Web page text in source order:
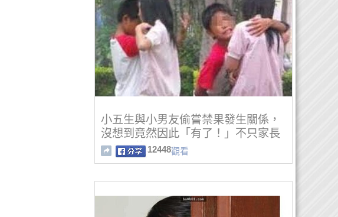
小五生與小男友偷嘗禁果發生關係，
沒想到竟然因此「有了！」不只家長
不可置信!!!!12448觀看